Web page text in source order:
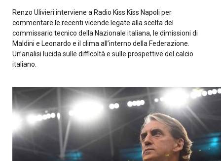
Renzo Ulivieri interviene a Radio Kiss Kiss Napoli per
commentare le recenti vicende legate alla scelta del
commissario tecnico della Nazionale italiana, le dimissioni di
Maldini e Leonardo e il clima all’interno della Federazione.
Un’analisi lucida sulle difficoltà e sulle prospettive del calcio
italiano.